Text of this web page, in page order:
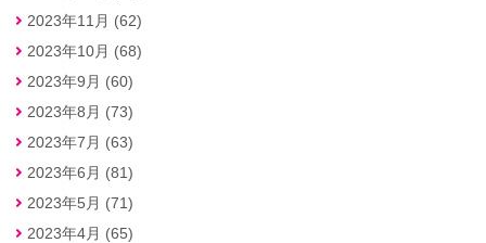
2023年11月 (62)
2023年10月 (68)
2023年9月 (60)
2023年8月 (73)
2023年7月 (63)
2023年6月 (81)
2023年5月 (71)
2023年4月 (65)